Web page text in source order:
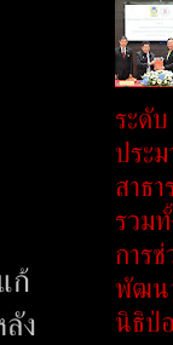
ก้
ง
ระดั
ประ
สาธ
รวม
การ
พัฒน
นิธิป่